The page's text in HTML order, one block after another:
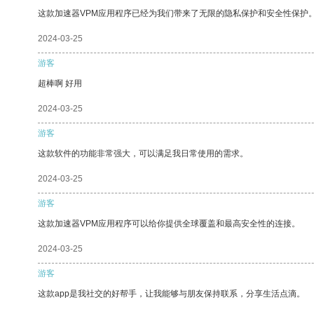
这款加速器VPM应用程序已经为我们带来了无限的隐私保护和安全性保护
2024-03-25
游客
超棒啊 好用
2024-03-25
游客
这款软件的功能非常强大，可以满足我日常使用的需求。
2024-03-25
游客
这款加速器VPM应用程序可以给你提供全球覆盖和最高安全性的连接。
2024-03-25
游客
这款app是我社交的好帮手，让我能够与朋友保持联系，分享生活点滴。